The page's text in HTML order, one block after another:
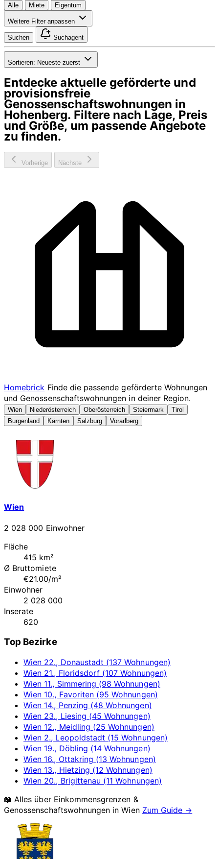
Alle Miete Eigentum
Weitere Filter anpassen
Suchen Suchagent
Sortieren: Neueste zuerst
Entdecke aktuelle geförderte und
provisionsfreie
Genossenschaftswohnungen in
Hohenberg. Filtere nach Lage, Preis
und Größe, um passende Angebote
zu finden.
Vorherige Nächste
Homebrick Finde die passende geförderte Wohnungen
und Genossenschaftswohnungen in deiner Region.
Wien Niederösterreich Oberösterreich Steiermark
Tirol
Burgenland
Kärnten Salzburg Vorarlberg
Wien
2 028 000 Einwohner
Fläche
415 km²
Ø Bruttomiete
€21.00/m²
Einwohner
2 028 000
Inserate
620
Top Bezirke
Wien 22., Donaustadt (137 Wohnungen)
Wien 21., Floridsdorf (107 Wohnungen)
Wien 11., Simmering (98 Wohnungen)
Wien 10., Favoriten (95 Wohnungen)
Wien 14., Penzing (48 Wohnungen)
Wien 23., Liesing (45 Wohnungen)
Wien 12., Meidling (25 Wohnungen)
Wien 2., Leopoldstadt (15 Wohnungen)
Wien 19., Döbling (14 Wohnungen)
Wien 16., Ottakring (13 Wohnungen)
Wien 13., Hietzing (12 Wohnungen)
Wien 20., Brigittenau (11 Wohnungen)
📖 Alles über Einkommensgrenzen &
Genossenschaftswohnungen inWien Zum Guide →